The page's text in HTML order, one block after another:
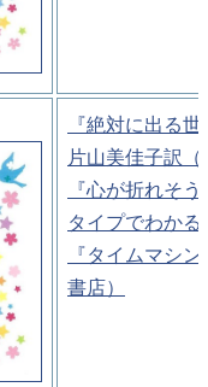
『絶対に出る
片山美佳子訳
『心が折れそ
タイプでわか
『タイムマシ
書店）